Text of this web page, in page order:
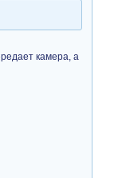
камера, а